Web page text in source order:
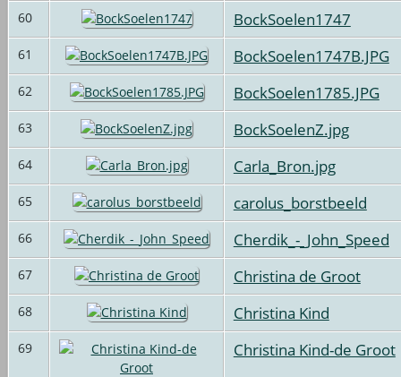
60 BockSoelen1747
61 BockSoelen1747B.JPG
62 BockSoelen1785.JPG
63 BockSoelenZ.jpg
64 Carla_Bron.jpg
65 carolus_borstbeeld
66 Cherdik_-_John_Speed
67 Christina de Groot
68 Christina Kind
69 Christina Kind-de Groot